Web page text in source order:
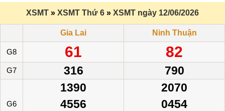
XSMT » XSMT Thứ 6 » XSMT ngày 12/06/2026
Gia Lai Ninh Thuận
G8 61 82
G7 316 790
G6
1390
4556
2070
0454